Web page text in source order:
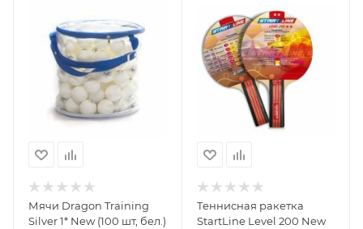
Мячи Dragon Training
Silver 1* New (100 шт, бел.)
Теннисная ракетка
StartLine Level 200 New